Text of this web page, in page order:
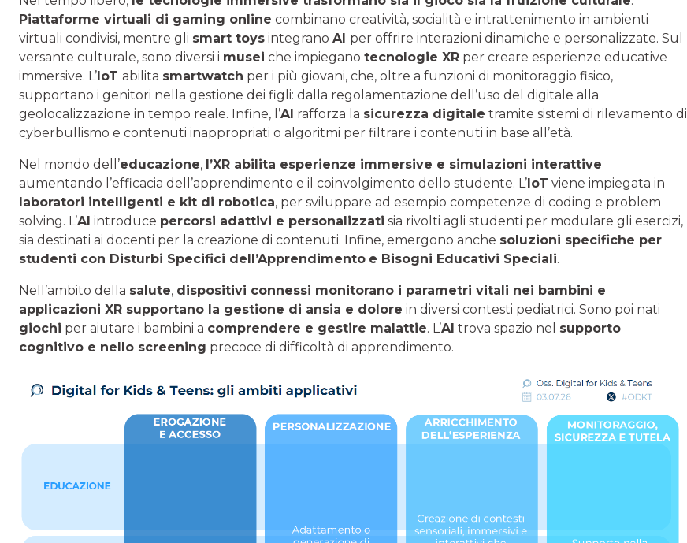
Piattaforme virtuali di gaming online combinano creatività, socialità e intrattenimento in ambienti
virtuali condivisi, mentre gli smart toys integrano AI per offrire interazioni dinamiche e personalizzate. Sul
versante culturale, sono diversi i musei che impiegano tecnologie XR per creare esperienze educative
immersive. L’IoT abilita smartwatch per i più giovani, che, oltre a funzioni di monitoraggio fisico,
supportano i genitori nella gestione dei figli: dalla regolamentazione dell’uso del digitale alla
geolocalizzazione in tempo reale. Infine, l’AI rafforza la sicurezza digitale tramite sistemi di rilevamento di
cyberbullismo e contenuti inappropriati o algoritmi per filtrare i contenuti in base all’età.
Nel mondo dell’educazione, l’XR abilita esperienze immersive e simulazioni interattive
aumentando l’efficacia dell’apprendimento e il coinvolgimento dello studente. L’IoT viene impiegata in
laboratori intelligenti e kit di robotica, per sviluppare ad esempio competenze di coding e problem
solving. L’AI introduce percorsi adattivi e personalizzati sia rivolti agli studenti per modulare gli esercizi,
sia destinati ai docenti per la creazione di contenuti. Infine, emergono anche soluzioni specifiche per
studenti con Disturbi Specifici dell’Apprendimento e Bisogni Educativi Speciali.
Nell’ambito della salute, dispositivi connessi monitorano i parametri vitali nei bambini e
applicazioni XR supportano la gestione di ansia e dolore in diversi contesti pediatrici. Sono poi nati
giochi per aiutare i bambini a comprendere e gestire malattie. L’AI trova spazio nel supporto
cognitivo e nello screening precoce di difficoltà di apprendimento.